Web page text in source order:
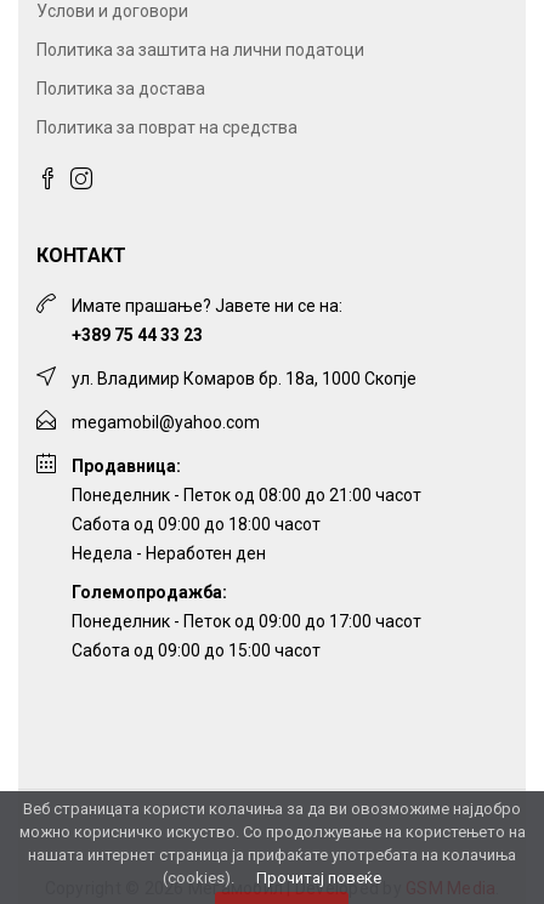
Веб страницата користи колачиња за да ви овозможиме најдобро
можно корисничко искуство. Со продолжување на користењето на
нашата интернет страница ја прифаќате употребата на колачиња
(cookies).
Прочитај повеќе
Услови и договори
Политика за заштита на лични податоци
Политика за достава
Политика за поврат на средства
КОНТАКТ
Имате прашање? Јавете ни се на:
+389 75 44 33 23
ул. Владимир Комаров бр. 18а, 1000 Скопје
megamobil@yahoo.com
Продавница:
Понеделник - Петок од 08:00 до 21:00 часот
Сабота од 09:00 до 18:00 часот
Недела - Неработен ден
Големопродажба:
Понеделник - Петок од 09:00 до 17:00 часот
Сабота од 09:00 до 15:00 часот
Copyright © 2026 Мегамобил |Developed by